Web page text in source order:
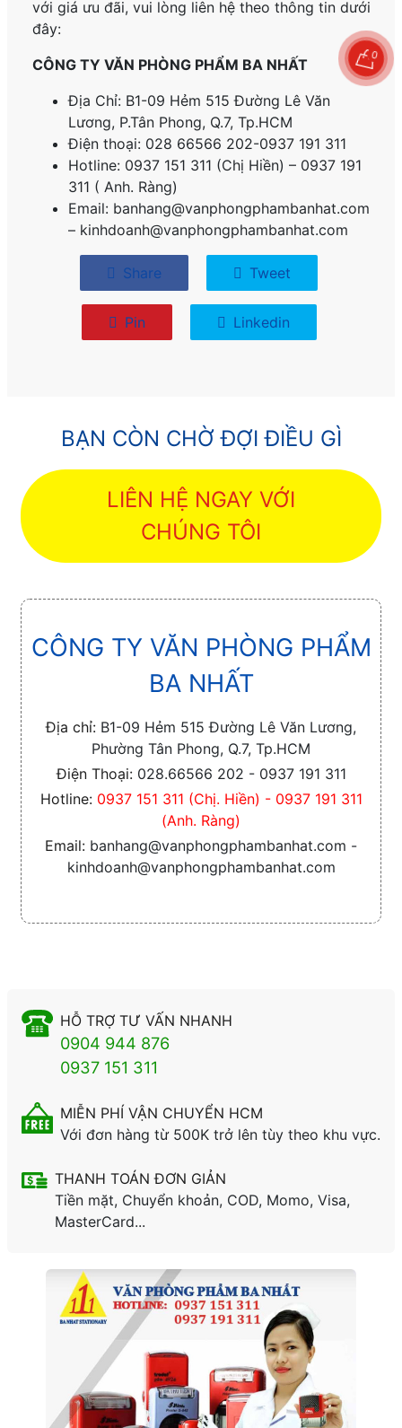
với giá ưu đãi, vui lòng liên hệ theo thông tin dưới
đây:
CÔNG TY VĂN PHÒNG PHẨM BA NHẤT
Địa Chỉ: B1-09 Hẻm 515 Đường Lê Văn
Lương, P.Tân Phong, Q.7, Tp.HCM
Điện thoại: 028 66566 202-0937 191 311
Hotline: 0937 151 311 (Chị Hiền) – 0937 191
311 ( Anh. Ràng)
Email: banhang@vanphongphambanhat.com
– kinhdoanh@vanphongphambanhat.com
Share Tweet
Pin Linkedin
BẠN CÒN CHỜ ĐỢI ĐIỀU GÌ
LIÊN HỆ NGAY VỚI
CHÚNG TÔI
CÔNG TY VĂN PHÒNG PHẨM
BA NHẤT
Địa chỉ: B1-09 Hẻm 515 Đường Lê Văn Lương,
Phường Tân Phong, Q.7, Tp.HCM
Điện Thoại: 028.66566 202 - 0937 191 311
Hotline: 0937 151 311 (Chị. Hiền) - 0937 191 311
(Anh. Ràng)
Email: banhang@vanphongphambanhat.com -
kinhdoanh@vanphongphambanhat.com
HỖ TRỢ TƯ VẤN NHANH
0904 944 876
0937 151 311
MIỄN PHÍ VẬN CHUYỂN HCM
Với đơn hàng từ 500K trở lên tùy theo khu vực.
THANH TOÁN ĐƠN GIẢN
Tiền mặt, Chuyển khoản, COD, Momo, Visa,
MasterCard...
0